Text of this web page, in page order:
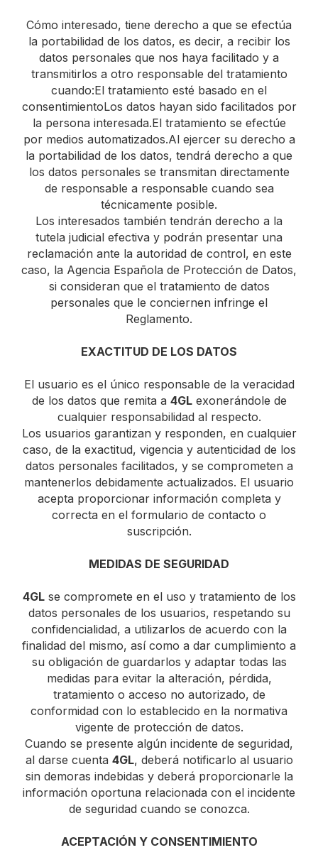
Cómo interesado, tiene derecho a que se efectúa
la portabilidad de los datos, es decir, a recibir los
datos personales que nos haya facilitado y a
transmitirlos a otro responsable del tratamiento
cuando:El tratamiento esté basado en el
consentimientoLos datos hayan sido facilitados por
la persona interesada.El tratamiento se efectúe
por medios automatizados.Al ejercer su derecho a
la portabilidad de los datos, tendrá derecho a que
los datos personales se transmitan directamente
de responsable a responsable cuando sea
técnicamente posible.
Los interesados también tendrán derecho a la
tutela judicial efectiva y podrán presentar una
reclamación ante la autoridad de control, en este
caso, la Agencia Española de Protección de Datos,
si consideran que el tratamiento de datos
personales que le conciernen infringe el
Reglamento.
EXACTITUD DE LOS DATOS
El usuario es el único responsable de la veracidad
de los datos que remita a 4GLexonerándole de
cualquier responsabilidad al respecto.
Los usuarios garantizan y responden, en cualquier
caso, de la exactitud, vigencia y autenticidad de los
datos personales facilitados, y se comprometen a
mantenerlos debidamente actualizados. El usuario
acepta proporcionar información completa y
correcta en el formulario de contacto o
suscripción.
MEDIDAS DE SEGURIDAD
4GLse compromete en el uso y tratamiento de los
datos personales de los usuarios, respetando su
confidencialidad, a utilizarlos de acuerdo con la
finalidad del mismo, así como a dar cumplimiento a
su obligación de guardarlos y adaptar todas las
medidas para evitar la alteración, pérdida,
tratamiento o acceso no autorizado, de
conformidad con lo establecido en la normativa
vigente de protección de datos.
Cuando se presente algún incidente de seguridad,
al darse cuenta 4GL, deberá notificarlo al usuario
sin demoras indebidas y deberá proporcionarle la
información oportuna relacionada con el incidente
de seguridad cuando se conozca.
ACEPTACIÓN Y CONSENTIMIENTO